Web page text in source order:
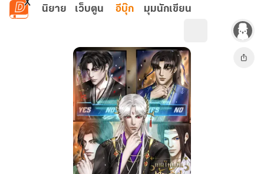
ข้ามไปยังเนื้อหาหลัก
นิยาย เว็บตูน อีบุ๊ก มุมนักเขียน